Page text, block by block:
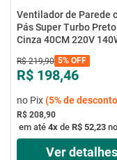
Ventilador de Parede
Pás Super Turbo
Cinza 40CM 220V
R$ 219,90 5% OFF
R$ 198,46
no Pix(5%de
R$ 208,90
em até 4xde R$ 52,23
Ver detalhes